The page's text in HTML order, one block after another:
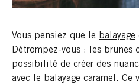
Vous pensiez que le balayage
Détrompez-vous : les brunes
possibilité de créer des
avec le balayage caramel. Ce